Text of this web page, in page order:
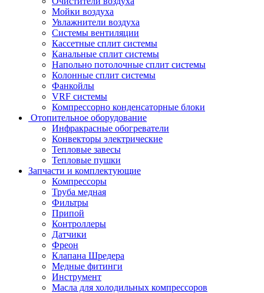
Мойки воздуха
Увлажнители воздуха
Системы вентиляции
Кассетные сплит системы
Канальные сплит системы
Напольно потолочные сплит системы
Колонные сплит системы
Фанкойлы
VRF системы
Компрессорно конденсаторные блоки
Отопительное оборудование
Инфракрасные обогреватели
Конвекторы электрические
Тепловые завесы
Тепловые пушки
Запчасти и комплектующие
Компрессоры
Труба медная
Фильтры
Припой
Контроллеры
Датчики
Фреон
Клапана Шредера
Медные фитинги
Инструмент
Масла для холодильных компрессоров